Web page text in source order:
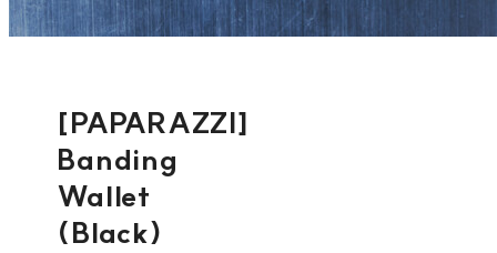
[PAPARAZZI]
Banding
Wallet
(Black)